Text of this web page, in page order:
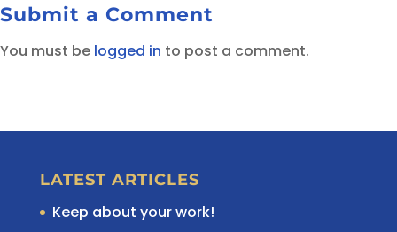
Submit a Comment
You must be logged in to post a comment.
LATEST ARTICLES
Keep about your work!